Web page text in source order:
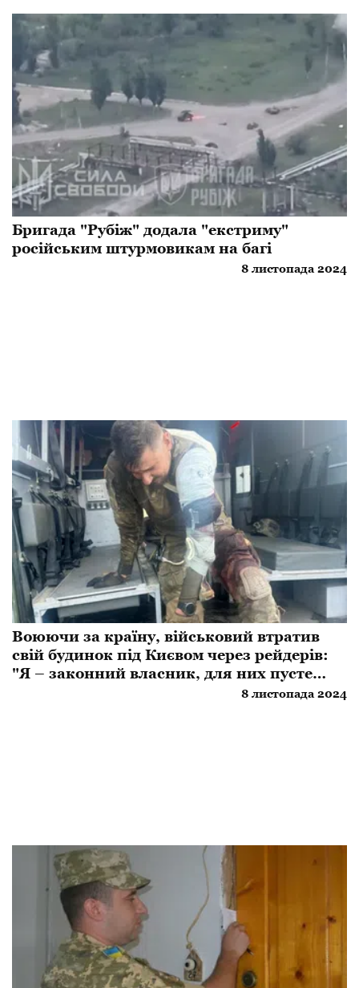
Бригада "Рубіж" додала "екстриму"
російським штурмовикам на багі
8 листопада 2024
Воюючи за країну, військовий втратив
свій будинок під Києвом через рейдерів:
"Я – законний власник, для них пусте
8 листопада 2024